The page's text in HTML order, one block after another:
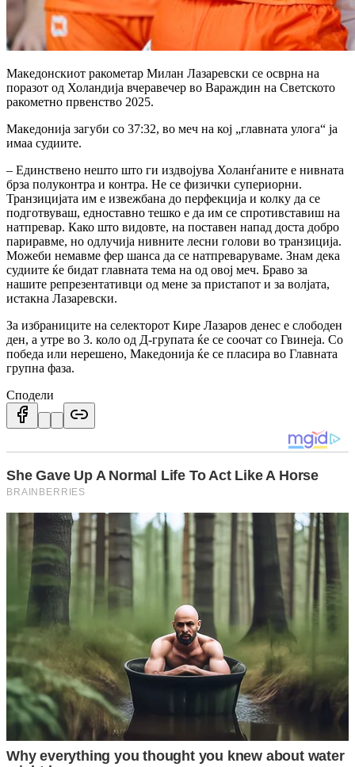
Македонскиот ракометар Милан Лазаревски се осврна на
поразот од Холандија вчеравечер во Вараждин на Светското
ракометно првенство 2025.
Македонија загуби со 37:32, во меч на кој „главната улога“ ја
имаа судиите.
– Единствено нешто што ги издвојува Холанѓаните е нивната
брза полуконтра и контра. Не се физички супериорни.
Транзицијата им е извежбана до перфекција и колку да се
подготвуваш, едноставно тешко е да им се спротивставиш на
натпревар. Како што видовте, на поставен напад доста добро
париравме, но одлучија нивните лесни голови во транзиција.
Можеби немавме фер шанса да се натпреваруваме. Знам дека
судиите ќе бидат главната тема на од овој меч. Браво за
нашите репрезентативци од мене за пристапот и за волјата,
истакна Лазаревски.
За избраниците на селекторот Кире Лазаров денес е слободен
ден, а утре во 3. коло од Д-групата ќе се соочат со Гвинеја. Со
победа или нерешено, Македонија ќе се пласира во Главната
групна фаза.
Сподели